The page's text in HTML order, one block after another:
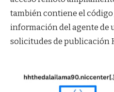
también contiene el
información del agente de
solicitudes de publicación